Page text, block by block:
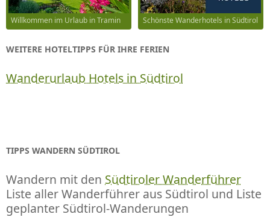
Willkommen im Urlaub in Tramin Schönste Wanderhotels in Südtirol
WEITERE HOTELTIPPS FÜR IHRE FERIEN
Wanderurlaub Hotels in Südtirol
TIPPS WANDERN SÜDTIROL
Wandern mit den Südtiroler Wanderführer
Liste aller Wanderführer aus Südtirol und Liste
geplanter Südtirol-Wanderungen